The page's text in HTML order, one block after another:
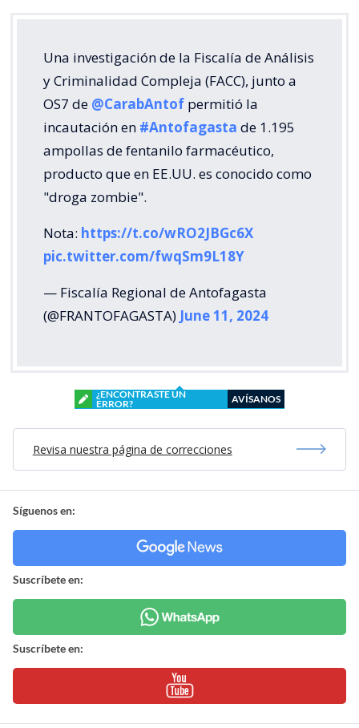
Una investigación de la Fiscalía de Análisis
y Criminalidad Compleja (FACC), junto a
OS7 de @CarabAntof permitió la
incautación en #Antofagasta de 1.195
ampollas de fentanilo farmacéutico,
producto que en EE.UU. es conocido como
"droga zombie".
Nota: https://t.co/wRO2JBGc6X
pic.twitter.com/fwqSm9L18Y
— Fiscalía Regional de Antofagasta
(@FRANTOFAGASTA) June 11, 2024
¿ENCONTRASTE UN
ERROR?
AVÍSANOS
Revisa nuestra página de correcciones
Síguenos en:
Suscríbete en:
Suscríbete en: